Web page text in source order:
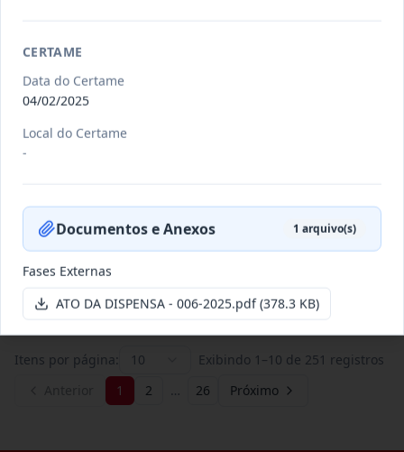
011/2026
007/2026
Concorrência
Contratação de empresa
especializada para pavimentação
em pa...
Itens por página: 10 Exibindo 1 –10 de 251 registros
1 2 … 26 Próximo
CERTAME
Data do Certame
04/02/2025
Local do Certame
-
Documentos e Anexos 1 arquivo(s)
Fases Externas
ATO DA DISPENSA - 006-2025.pdf(378.3 KB)